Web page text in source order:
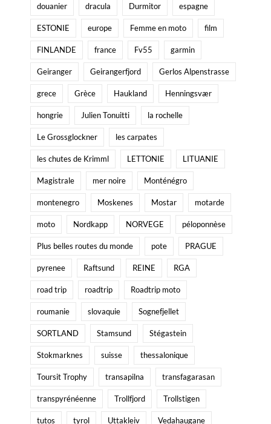
douanier dracula Durmitor espagne
ESTONIE europe Femme en moto film
FINLANDE france Fv55 garmin
Geiranger Geirangerfjord Gerlos Alpenstrasse
grece Grèce Haukland Henningsvær
hongrie Julien Tonuitti la rochelle
Le Grossglockner les carpates
les chutes de Krimml LETTONIE LITUANIE
Magistrale mer noire Monténégro
montenegro Moskenes Mostar motarde
moto Nordkapp NORVEGE péloponnèse
Plus belles routes du monde pote PRAGUE
pyrenee Raftsund REINE RGA
road trip roadtrip Roadtrip moto
roumanie slovaquie Sognefjellet
SORTLAND Stamsund Stégastein
Stokmarknes suisse thessalonique
Toursit Trophy transapilna transfagarasan
transpyrénéenne Trollfjord Trollstigen
tutos tyrol Uttakleiv Vedahaugane